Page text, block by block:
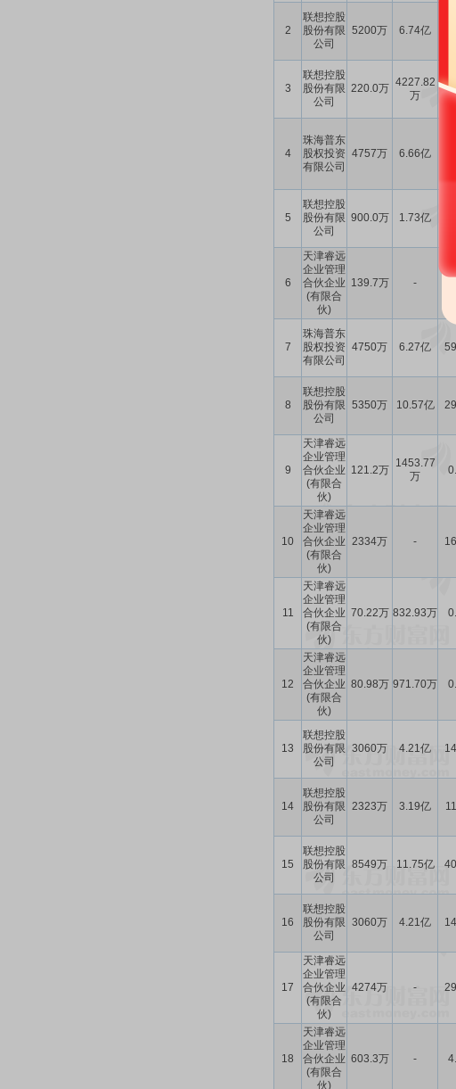
2
联想控股
股份有限
公司
5200万 6.74亿
3
联想控股
股份有限
公司
220.0万 4227.82
万
4
珠海普东
股权投资
有限公司
4757万 6.66亿
5
联想控股
股份有限
公司
900.0万 1.73亿
6
天津睿远
企业管理
合伙企业
(有限合
伙)
139.7万 -
7
珠海普东
股权投资
有限公司
4750万 6.27亿
8
联想控股
股份有限
公司
5350万 10.57亿
9
天津睿远
企业管理
合伙企业
(有限合
伙)
121.2万
1453.77
万
10
天津睿远
企业管理
合伙企业
(有限合
伙)
2334万 -
11
天津睿远
企业管理
合伙企业
(有限合
伙)
70.22万 832.93万
12
天津睿远
企业管理
合伙企业
(有限合
伙)
80.98万 971.70万
13
联想控股
股份有限
公司
3060万 4.21亿
14
联想控股
股份有限
公司
2323万 3.19亿
15
联想控股
股份有限
公司
8549万 11.75亿
16
联想控股
股份有限
公司
3060万 4.21亿
17
天津睿远
企业管理
合伙企业
(有限合
伙)
4274万 -
18
天津睿远
企业管理
合伙企业
(有限合
伙)
603.3万 -